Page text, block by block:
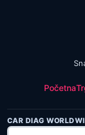
Početna
CAR DIAG